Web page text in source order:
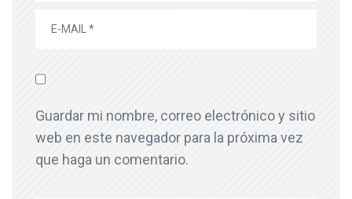
Guardar mi nombre, correo electrónico y sitio
web en este navegador para la próxima vez
que haga un comentario.